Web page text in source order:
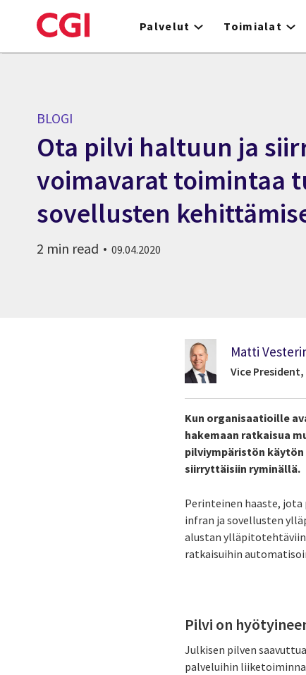
to
Palvelut Toimialat
BLOGI
Ota pilvi haltuun ja
voimavarat toimintaa
sovellusten
2 min read 09.04.2020
Matti
Vice
Kun organisaatioille
hakemaan ratkaisua
pilviympäristön
siirryttäisiin ryminällä.
Perinteinen haaste,
infran ja sovellusten
alustan
ratkaisuihin
Pilvi on
Julkisen pilven
palveluihin